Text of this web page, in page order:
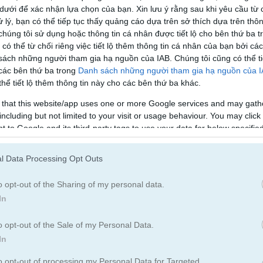
để xác nhận lựa chọn của bạn. Xin lưu ý rằng sau khi yêu cầu từ
lý, bạn có thể tiếp tục thấy quảng cáo dựa trên sở thích dựa trên
tôi sử dụng hoặc thông tin cá nhân được tiết lộ cho bên thứ ba
thể từ chối riêng việc tiết lộ thêm thông tin cá nhân của bạn bởi
những người tham gia hạ nguồn của IAB. Chúng tôi cũng có thể
bên thứ ba trong Danh sách những người tham gia hạ nguồn của
tiết lộ thêm thông tin này cho các bên thứ ba khác.
that this website/app uses one or more Google services and may
but not limited to your visit or usage behaviour. You may
to Google and its third-party tags to use your data for below
consent section.
Data Processing Opt Outs
opt-out of the Sharing of my personal data.
opt-out of the Sale of my Personal Data.
Cờ đam Cờ Vua
Domino Cá Ngựa
Dò Mìn Pinball
Cờ Caro